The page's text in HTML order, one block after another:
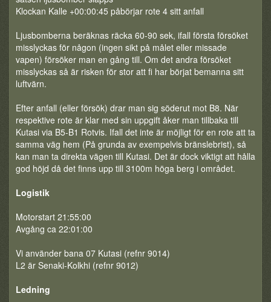
Klockan Kalle +00:00:45 påbörjar rote 4 sitt anfall
Ljusbomberna beräknas räcka 60-90 sek, ifall första försöket
misslyckas för någon (ingen sikt på målet eller missade
vapen) försöker man en gång till. Om det andra försöket
misslyckas så är risken för stor att fi har börjat bemanna sitt
luftvärn.
Efter anfall (eller försök) drar man sig söderut mot B8. När
respektive rote är klar med sin uppgift åker man tillbaka till
Kutasi via B5-B1 Rotvis. Ifall det inte är möjligt för en rote att ta
samma väg hem (På grunda av exempelvis bränslebrist), så
kan man ta direkta vägen till Kutasi. Det är dock viktigt att hålla
god höjd då det finns upp till 3100m höga berg i området.
Logistik
Motorstart 21:55:00
Avgång ca 22:01:00
Vi använder bana 07 Kutasi (refnr 9014)
L2 är Senaki-Kolkhi (refnr 9012)
Ledning